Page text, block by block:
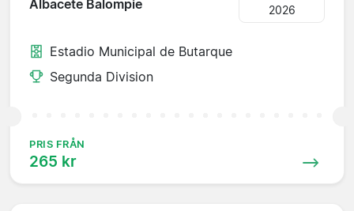
Albacete Balompie
2026
Estadio Municipal de Butarque
Segunda Division
PRIS FRÅN
265 kr